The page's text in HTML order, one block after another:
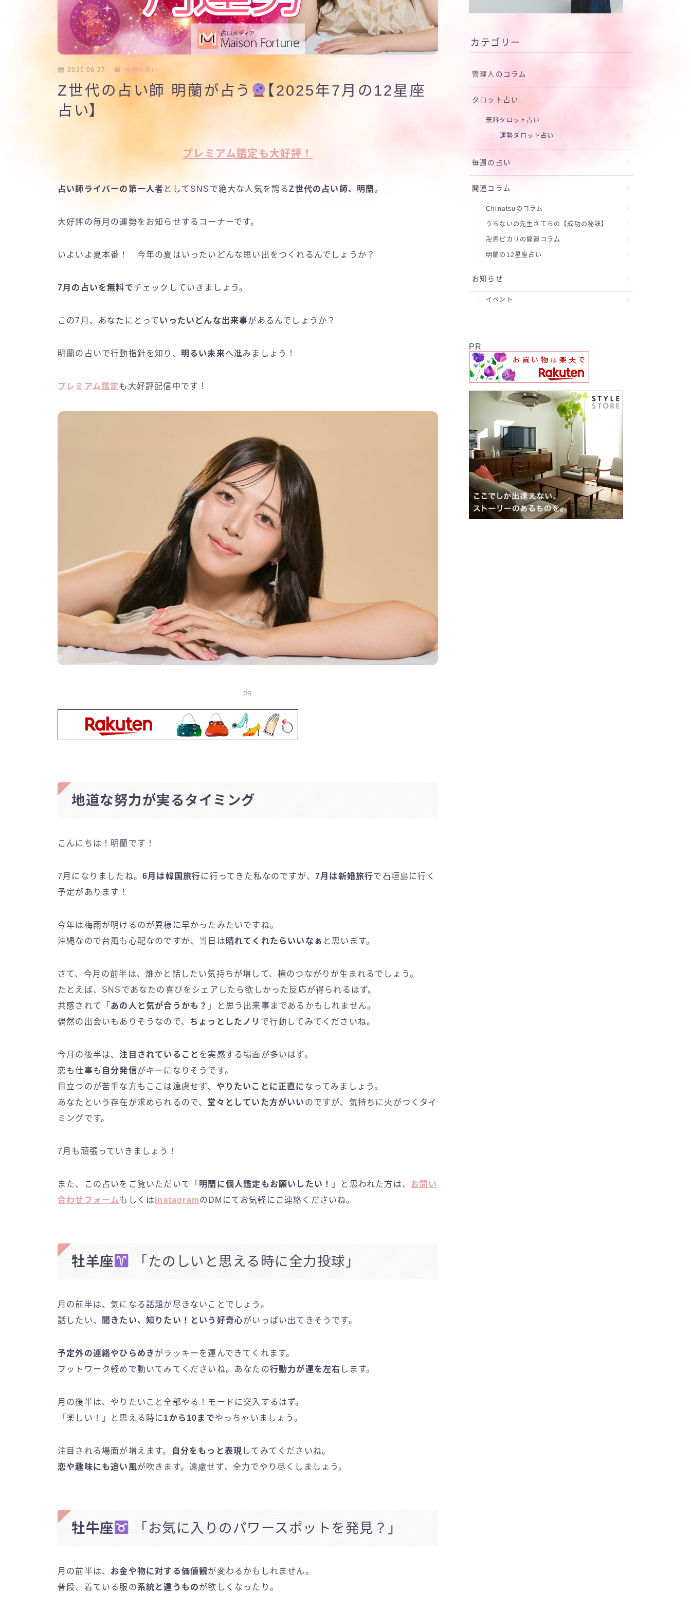
2025.06.27 毎週の占い
Z世代の占い師 明蘭が占う
【2025年7月の12星座
占い】
プレミアム鑑定も大好評！
占い師ライバーの第一人者 としてSNSで絶大な人気を誇るZ世代の占い師、明蘭。
大好評の毎月の運勢をお知らせするコーナーです。
いよいよ夏本番！ 今年の夏はいったいどんな思い出をつくれるんでしょうか？
7月の占いを無料でチェックしていきましょう。
この7月、あなたにとって いったいどんな出来事があるんでしょうか？
明蘭の占いで行動指針を知り、 明るい未来へ進みましょう！
プレミアム鑑定も大好評配信中です！
PR
地道な努力が実るタイミング
こんにちは！明蘭です！
7月になりましたね。 6月は韓国旅行に行ってきた私なのですが、7月は新婚旅行で石垣島に行く
予定があります！
今年は梅雨が明けるのが異様に早かったみたいですね。
沖縄なので台風も心配なのですが、当日は 晴れてくれたらいいなぁ と思います。
さて、今月の前半は、誰かと話したい気持ちが増して、横のつながりが生まれるでしょう。
たとえば、SNSであなたの喜びをシェアしたら欲しかった反応が得られるはず。
共感されて「 あの人と気が合うかも？ 」と思う出来事まであるかもしれません。
偶然の出会いもありそうなので、 ちょっとしたノリ で行動してみてくださいね。
今月の後半は、注目されていること を実感する場面が多いはず。
恋も仕事も 自分発信がキーになりそうです。
目立つのが苦手な方もここは遠慮せず、 やりたいことに正直に なってみましょう。
あなたという存在が求められるので、 堂々としていた方がいい のですが、気持ちに火がつくタイ
ミングです。
7月も頑張っていきましょう！
また、この占いをご覧いただいて「 明蘭に個人鑑定もお願いしたい！ 」と思われた方は、 お問い
合わせフォームもしくは InstagramのDMにてお気軽にご連絡くださいね。
牡羊座 「たのしいと思える時に全力投球」
月の前半は、気になる話題が尽きないことでしょう。
話したい、
聞きたい、知りたい！という好奇心がいっぱい出てきそうです。
予定外の連絡やひらめき がラッキーを運んできてくれます。
フットワーク軽めで動いてみてくださいね。あなたの行動力が運を左右 します。
月の後半は、やりたいこと全部やる！モードに突入するはず。
「楽しい！」と思える時に1から10までやっちゃいましょう。
注目される場面が増えます。 自分をもっと表現 してみてくださいね。
恋や趣味にも追い風が吹きます。遠慮せず、全力でやり尽くしましょう。
牡牛座 「お気に入りのパワースポットを発見？」
月の前半は、 お金や物に対する価値観が変わるかもしれません。
普段、着ている服の系統と違うものが欲しくなったり。
カテゴリー
管理人のコラム
タロット占い
無料タロット占い
運勢タロット占い
毎週の占い
開運コラム
Chinatsuのコラム
うらないの先生さてらの【成功の秘訣】
卍馬ピカリの開運コラム
明蘭の12星座占い
お知らせ
イベント
PR